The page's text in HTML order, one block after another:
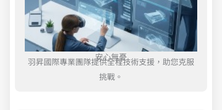
安心無憂
羽昇國際專業團隊提供全程技術支援，助您克服
挑戰。